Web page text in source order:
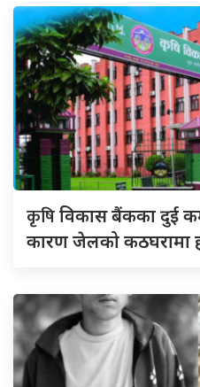
कृषिविकास बैंकका दुई
कारण जेलको कठघरामा